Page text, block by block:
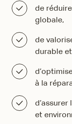
de
globale,
de
durable
à la
d’assurer
et